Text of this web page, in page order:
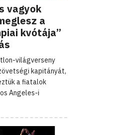
vagyok
a
kvótája”
világverseny
kapitányát,
a fiatalok
Angeles-i